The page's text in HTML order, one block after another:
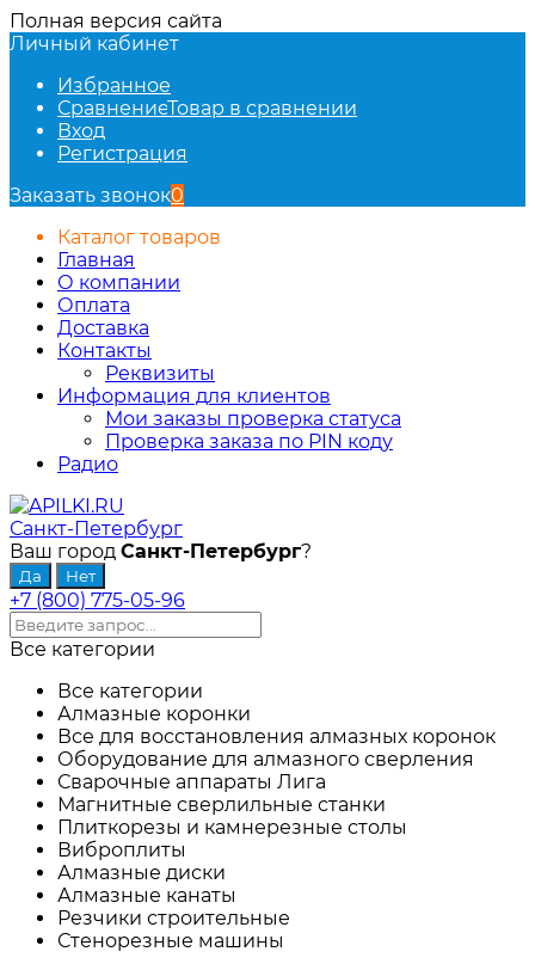
Полная версия сайта
Личный кабинет
Избранное
СравнениеТовар в сравнении
Вход
Регистрация
Заказать звонок0
Каталог товаров
Главная
О компании
Оплата
Доставка
Контакты
Реквизиты
Информация для клиентов
Мои заказы проверка статуса
Проверка заказа по PIN коду
Радио
Санкт-Петербург
Ваш город Санкт-Петербург?
+7 (800) 775-05-96
Все категории
Все категории
Алмазные коронки
Все для восстановления алмазных коронок
Оборудование для алмазного сверления
Сварочные аппараты Лига
Магнитные сверлильные станки
Плиткорезы и камнерезные столы
Виброплиты
Алмазные диски
Алмазные канаты
Резчики строительные
Стенорезные машины